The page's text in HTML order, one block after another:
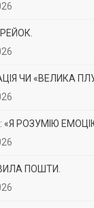
ЧИ «ВЕЛИКА
РОЗУМІЮ
ПОШТИ.